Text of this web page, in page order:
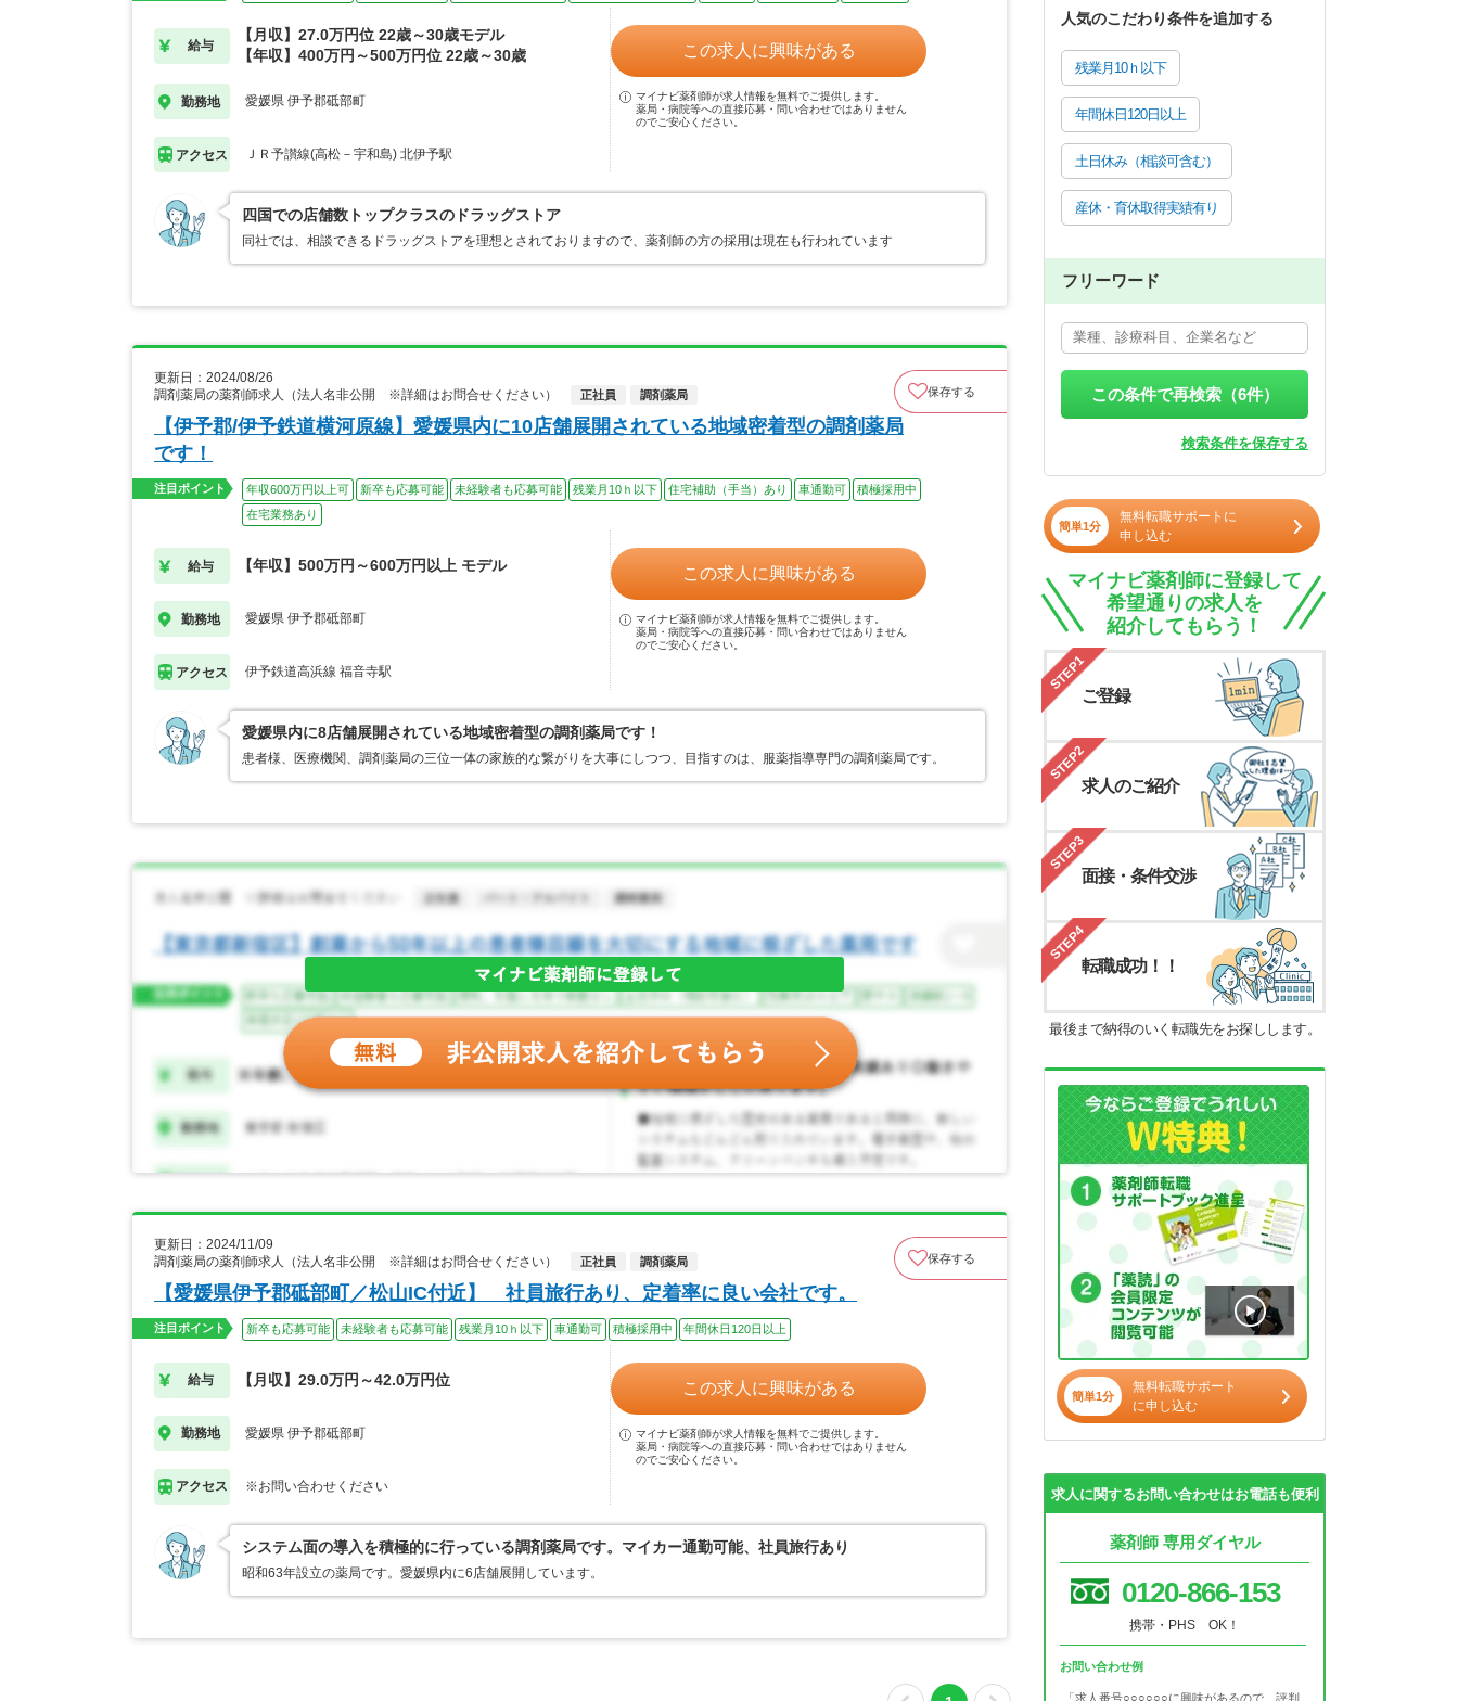
給与
【月収】27.0万円位 22歳～30歳モデル
【年収】400万円～500万円位 22歳～30歳
勤務地 愛媛県 伊予郡砥部町
アクセス ＪＲ予讃線(高松－宇和島) 北伊予駅
この求人に興味がある
マイナビ薬剤師が求人情報を無料でご提供します。
薬局・病院等への直接応募・問い合わせではありません
のでご安心ください。
四国での店舗数トップクラスのドラッグストア
同社では、相談できるドラッグストアを理想とされておりますので、薬剤師の方の採用は現在も行われています
更新日：2024/08/26
調剤薬局の薬剤師求人（法人名非公開 ※詳細はお問合せください）
正社員 調剤薬局 保存する
【伊予郡/伊予鉄道横河原線】愛媛県内に10店舗展開されている地域密着型の調剤薬局
です！
注目ポイント 年収600万円以上可 新卒も応募可能 未経験者も応募可能 残業月10ｈ以下 住宅補助（手当）あり 車通勤可
積極採用中
在宅業務あり
給与 【年収】500万円～600万円以上 モデル
勤務地 愛媛県 伊予郡砥部町
アクセス 伊予鉄道高浜線 福音寺駅
この求人に興味がある
マイナビ薬剤師が求人情報を無料でご提供します。
薬局・病院等への直接応募・問い合わせではありません
のでご安心ください。
愛媛県内に8店舗展開されている地域密着型の調剤薬局です！
患者様、医療機関、調剤薬局の三位一体の家族的な繋がりを大事にしつつ、目指すのは、服薬指導専門の調剤薬局です。
更新日：2024/11/09
調剤薬局の薬剤師求人（法人名非公開 ※詳細はお問合せください）
正社員 調剤薬局 保存する
【愛媛県伊予郡砥部町／松山IC付近】 社員旅行あり、定着率に良い会社です。
注目ポイント 新卒も応募可能 未経験者も応募可能 残業月10ｈ以下 車通勤可 積極採用中 年間休日120日以上
給与 【月収】29.0万円～42.0万円位
勤務地 愛媛県 伊予郡砥部町
アクセス ※お問い合わせください
この求人に興味がある
マイナビ薬剤師が求人情報を無料でご提供します。
薬局・病院等への直接応募・問い合わせではありません
のでご安心ください。
システム面の導入を積極的に行っている調剤薬局です。マイカー通勤可能、社員旅行あり
昭和63年設立の薬局です。愛媛県内に6店舗展開しています。
人気のこだわり条件を追加する
残業月10ｈ以下
年間休日120日以上
土日休み（相談可含む）
産休・育休取得実績有り
フリーワード
この条件で再検索（6件）
検索条件を保存する
簡単1分
無料転職サポートに
申し込む
マイナビ薬剤師に登録して
希望通りの求人を
紹介してもらう！
STEP1
ご登録
STEP2
求人のご紹介
STEP3
面接・条件交渉
STEP4
転職成功！！
最後まで納得のいく転職先をお探しします。
簡単1分
無料転職サポート
に申し込む
求人に関するお問い合わせはお電話も便利
薬剤師 専用ダイヤル
0120-866-153
携帯・PHS OK！
お問い合わせ例
「求人番号○○○○○○に興味があるので、評判